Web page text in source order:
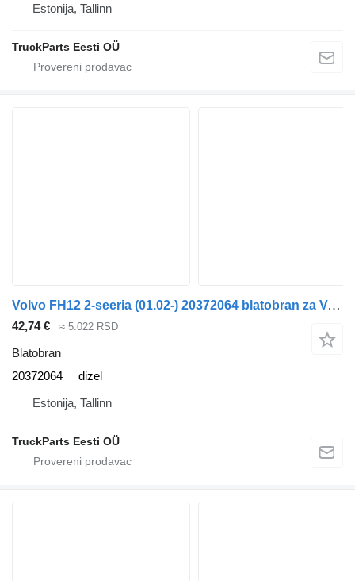
Estonija, Tallinn
TruckParts Eesti OÜ
Volvo FH12 2-seeria (01.02-) 20372064 blatobran za Volvo FH12, FH16, NH12, FH, VNL780 (1993-2014) tegljača
42,74 € ≈ 5.022 RSD
Blatobran
20372064
dizel
Estonija, Tallinn
TruckParts Eesti OÜ